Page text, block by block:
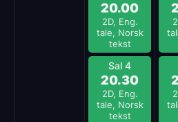
20.00
2D, Eng.
tale, Norsk
tekst
Sal 4
20.30
2D, Eng.
tale, Norsk
tekst